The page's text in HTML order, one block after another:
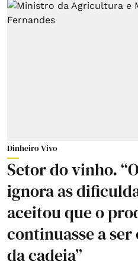
Dinheiro Vivo
Setor do vinho.
ignora as
aceitou que o
continuasse a
da cadeia”